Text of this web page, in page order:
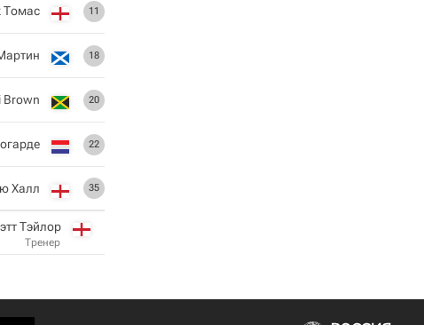
11
Томас
18
20
Brown
22
35
Халл
Тэйлор
Тренер